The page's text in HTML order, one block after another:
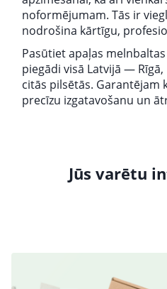
noformējumam. Tās ir
nodrošina kārtīgu,
Pasūtiet apaļas
piegādi visā Latvijā —
citās pilsētās. Garantējam
precīzu izgatavošanu un
Jūs varētu